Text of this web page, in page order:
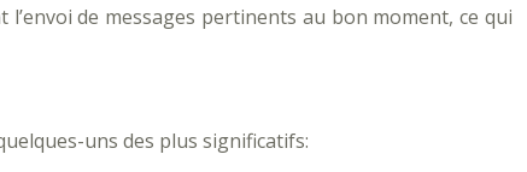
de messages pertinents au bon moment, ce qui
uns des plus significatifs: